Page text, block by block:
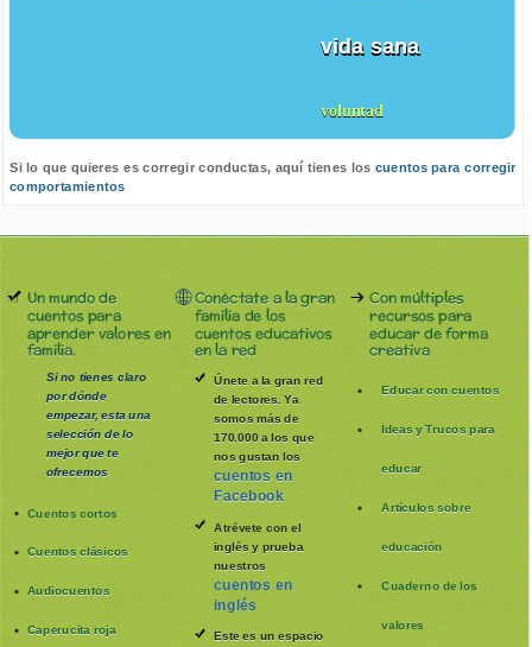
vida sana
voluntad
Si lo que quieres es corregir conductas, aquí tienes los cuentos para corregir
comportamientos
Un mundo de
cuentos para
aprender valores en
familia.
Si no tienes claro
por dónde
empezar, esta una
selección de lo
mejor que te
ofrecemos
Cuentos cortos
Cuentos clásicos
Audiocuentos
Caperucita roja
Conéctate a la gran
familia de los
cuentos educativos
en la red
Únete a la gran red
de lectores. Ya
somos más de
170.000 a los que
nos gustan los
cuentos en
Facebook
Atrévete con el
inglés y prueba
nuestros
cuentos en
inglés
Este es un espacio
Con múltiples
recursos para
educar de forma
creativa
Educar con cuentos
Ideas y Trucos para
educar
Artículos sobre
educación
Cuaderno de los
valores